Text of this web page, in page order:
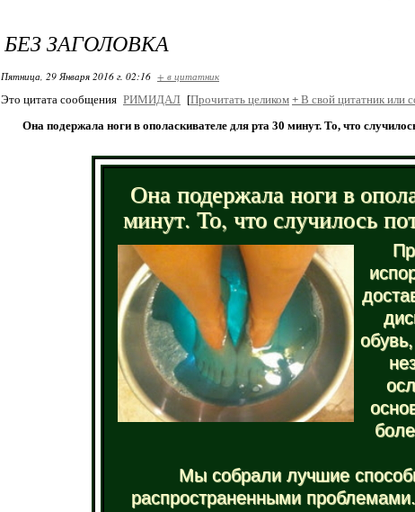
БЕЗ ЗАГОЛОВКА
Пятница, 29 Января 2016 г. 02:16 + в цитатник
Это цитата сообщения РИМИДАЛ [Прочитать целиком + В свой цитатник или
Она подержала ноги в ополаскивателе для рта 30 минут. То, что
Она подержала ноги в
минут. То, что случилось
Мы собрали лучшие
распространенными